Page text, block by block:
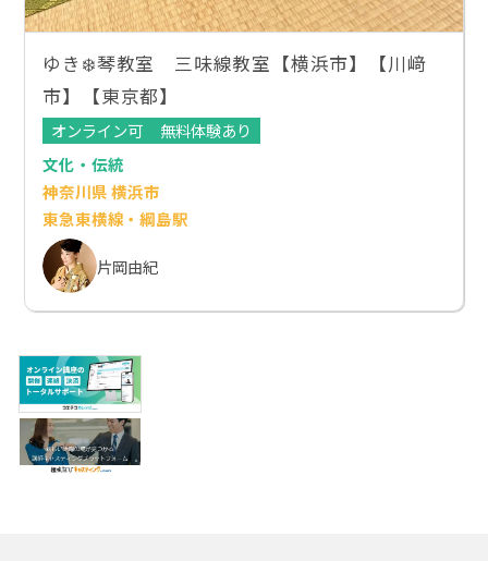
ゆき❄️琴教室 三味線教室【横浜市】【川﨑
市】【東京都】
オンライン可
無料体験あり
文化・伝統
神奈川県 横浜市
東急東横線・綱島駅
片岡由紀